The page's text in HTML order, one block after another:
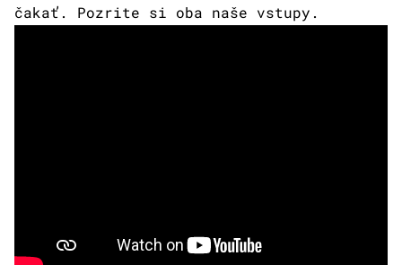
čakať. Pozrite si oba naše vstupy.